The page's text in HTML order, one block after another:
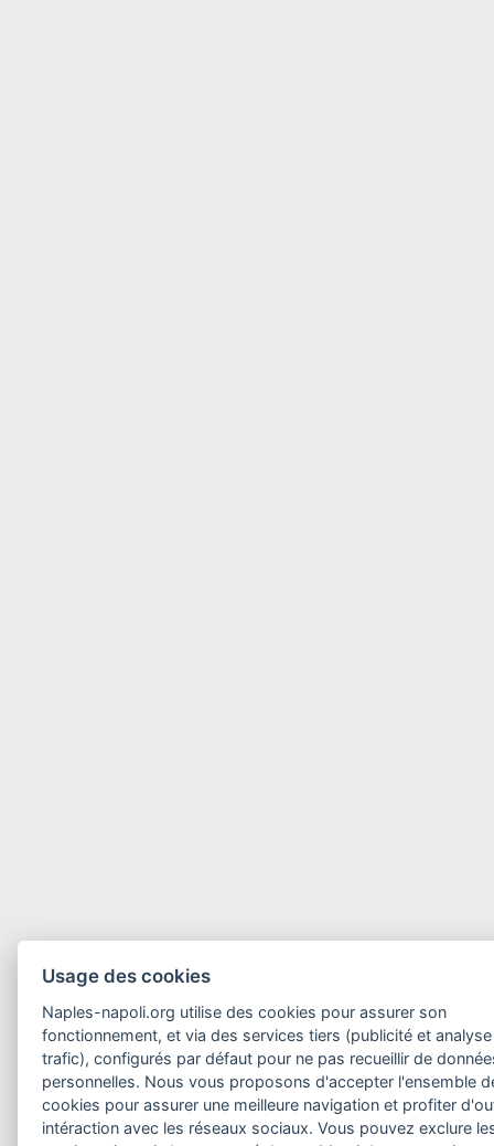
Usage des cookies
Naples-napoli.org utilise des cookies pour assurer son
fonctionnement, et via des services tiers (publicité et
trafic), configurés par défaut pour ne pas recueillir de
personnelles. Nous vous proposons d'accepter l'ensemble
cookies pour assurer une meilleure navigation et profiter
intéraction avec les réseaux sociaux. Vous pouvez exclure